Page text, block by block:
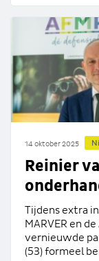
14 oktober 2025
Reinier
Tijdens extra
MARVER en
vernieuwde
(53) formeel